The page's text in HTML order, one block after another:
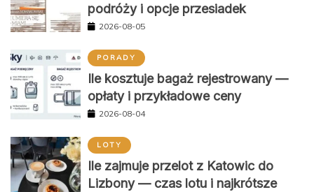
podróży i opcje przesiadek
2026-08-05
PORADY
Ile kosztuje bagaż rejestrowany —
opłaty i przykładowe ceny
2026-08-04
LOTY
Ile zajmuje przelot z Katowic do
Lizbony — czas lotu i najkrótsze